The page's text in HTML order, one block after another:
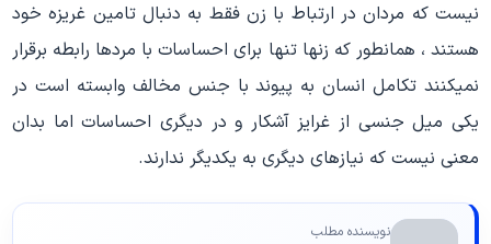
نیست که مردان در ارتباط با زن فقط به دنبال تامین غریزه خود
هستند ، همانطور که زنها تنها برای احساسات با مردها رابطه برقرار
نمیکنند تکامل انسان به پیوند با جنس مخالف وابسته است در
یکی میل جنسی از غرایز آشکار و در دیگری احساسات اما بدان
معنی نیست که نیازهای دیگری به یکدیگر ندارند.
نویسنده مطلب